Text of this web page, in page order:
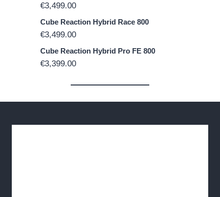
€3,499.00
Cube Reaction Hybrid Race 800
€3,499.00
Cube Reaction Hybrid Pro FE 800
€3,399.00